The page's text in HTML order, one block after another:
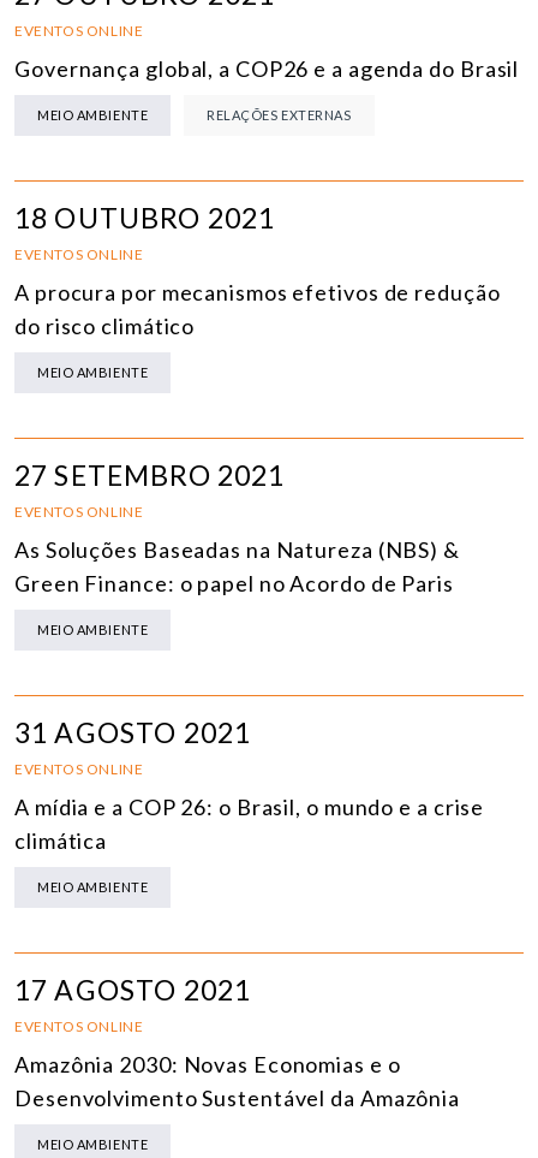
EVENTOS ONLINE
Governança global, a COP26 e a agenda do Brasil
MEIO AMBIENTE RELAÇÕES EXTERNAS
18 OUTUBRO 2021
EVENTOS ONLINE
A procura por mecanismos efetivos de redução
do risco climático
MEIO AMBIENTE
27 SETEMBRO 2021
EVENTOS ONLINE
As Soluções Baseadas na Natureza (NBS) &
Green Finance: o papel no Acordo de Paris
MEIO AMBIENTE
31 AGOSTO 2021
EVENTOS ONLINE
A mídia e a COP 26: o Brasil, o mundo e a crise
climática
MEIO AMBIENTE
17 AGOSTO 2021
EVENTOS ONLINE
Amazônia 2030: Novas Economias e o
Desenvolvimento Sustentável da Amazônia
MEIO AMBIENTE